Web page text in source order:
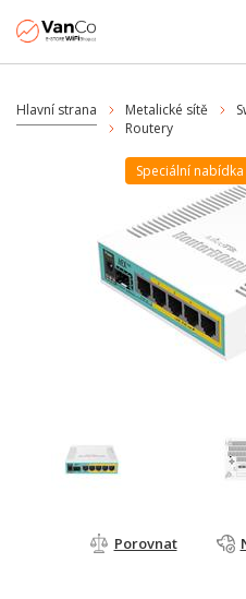
Hlavní strana Metalické sítě
Routery
Speciální nabídka
Porovnat